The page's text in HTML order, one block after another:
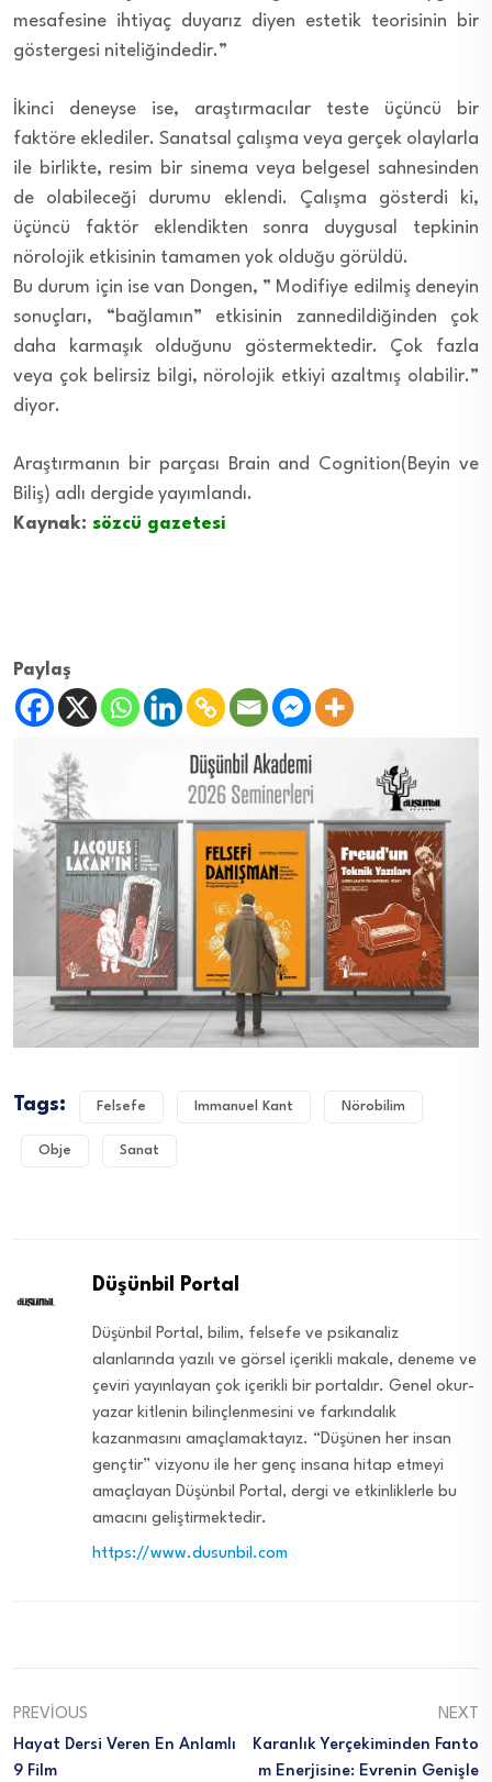
mesafesine ihtiyaç duyarız diyen estetik teorisinin bir
göstergesi niteliğindedir.”
İkinci deneyse ise, araştırmacılar teste üçüncü bir
faktöre eklediler. Sanatsal çalışma veya gerçek olaylarla
ile birlikte, resim bir sinema veya belgesel sahnesinden
de olabileceği durumu eklendi. Çalışma gösterdi ki,
üçüncü faktör eklendikten sonra duygusal tepkinin
nörolojik etkisinin tamamen yok olduğu görüldü.
Bu durum için ise van Dongen, ” Modifiye edilmiş deneyin
sonuçları, “bağlamın” etkisinin zannedildiğinden çok
daha karmaşık olduğunu göstermektedir. Çok fazla
veya çok belirsiz bilgi, nörolojik etkiyi azaltmış olabilir.”
diyor.
Araştırmanın bir parçası Brain and Cognition(Beyin ve
Biliş) adlı dergide yayımlandı.
Kaynak: sözcü gazetesi
Paylaş
Tags: Felsefe Immanuel Kant Nörobilim
Obje Sanat
Düşünbil Portal
Düşünbil Portal, bilim, felsefe ve psikanaliz
alanlarında yazılı ve görsel içerikli makale, deneme ve
çeviri yayınlayan çok içerikli bir portaldır. Genel okur-
yazar kitlenin bilinçlenmesini ve farkındalık
kazanmasını amaçlamaktayız. “Düşünen her insan
gençtir” vizyonu ile her genç insana hitap etmeyi
amaçlayan Düşünbil Portal, dergi ve etkinliklerle bu
amacını geliştirmektedir.
https://www.dusunbil.com
PREVIOUS
Hayat Dersi Veren En Anlamlı
9 Film
NEXT
Karanlık Yerçekiminden Fanto
M Enerjisine: Evrenin Genişle